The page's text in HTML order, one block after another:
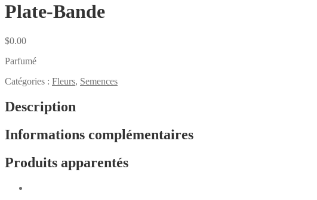
Plate-Bande
$0.00
Parfumé
Catégories : Fleurs, Semences
Description
Informations complémentaires
Produits apparentés